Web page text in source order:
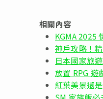
相關內容
KGMA 2025
神戶攻略！
日本國家旅
放置 RPG 遊
紅葉美景還